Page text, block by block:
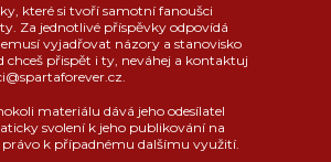
které si tvoří samotní fanoušci
Za jednotlivé příspěvky odpovídá
vyjadřovat názory a stanovisko
chceš přispět i ty, neváhej a kontaktuj
materiálu dává jeho odesílatel
svolení k jeho publikování na
k případnému dalšímu využití.